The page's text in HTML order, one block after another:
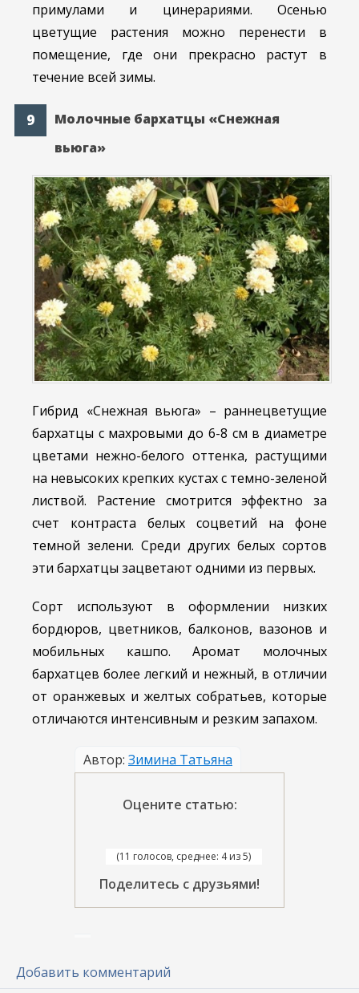
примулами и цинерариями. Осенью
цветущие растения можно перенести в
помещение, где они прекрасно растут в
течение всей зимы.
Молочные бархатцы «Снежная
вьюга»
Гибрид «Снежная вьюга» – раннецветущие
бархатцы с махровыми до 6-8 см в диаметре
цветами нежно-белого оттенка, растущими
на невысоких крепких кустах с темно-зеленой
листвой. Растение смотрится эффектно за
счет контраста белых соцветий на фоне
темной зелени. Среди других белых сортов
эти бархатцы зацветают одними из первых.
Сорт используют в оформлении низких
бордюров, цветников, балконов, вазонов и
мобильных кашпо. Аромат молочных
бархатцев более легкий и нежный, в отличии
от оранжевых и желтых собратьев, которые
отличаются интенсивным и резким запахом.
Автор: Зимина Татьяна
Оцените статью:
(11 голосов, среднее: 4 из 5)
Поделитесь с друзьями!
Добавить комментарий